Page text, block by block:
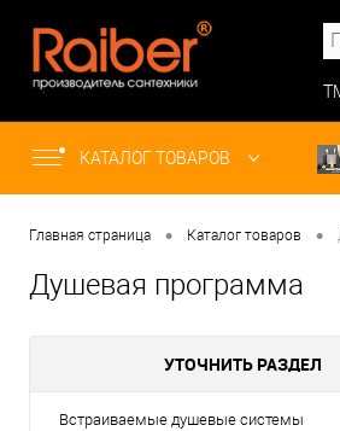
КАТАЛОГ ТОВАРОВ
Главная страница • Каталог товаров •
Душевая программа
УТОЧНИТЬ РАЗДЕЛ
Встраиваемые душевые системы